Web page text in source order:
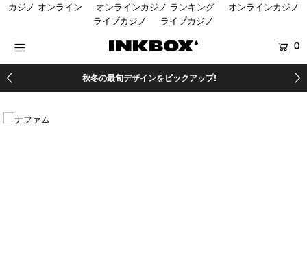
カジノ オンライン オンラインカジノ ランキング
オンラインカジノ
ライブカジノ
ライブカジノ
0
秋冬の最旬デザインをピックアップ!
SHOP